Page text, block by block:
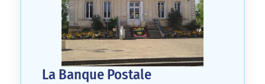
La Banque Postale